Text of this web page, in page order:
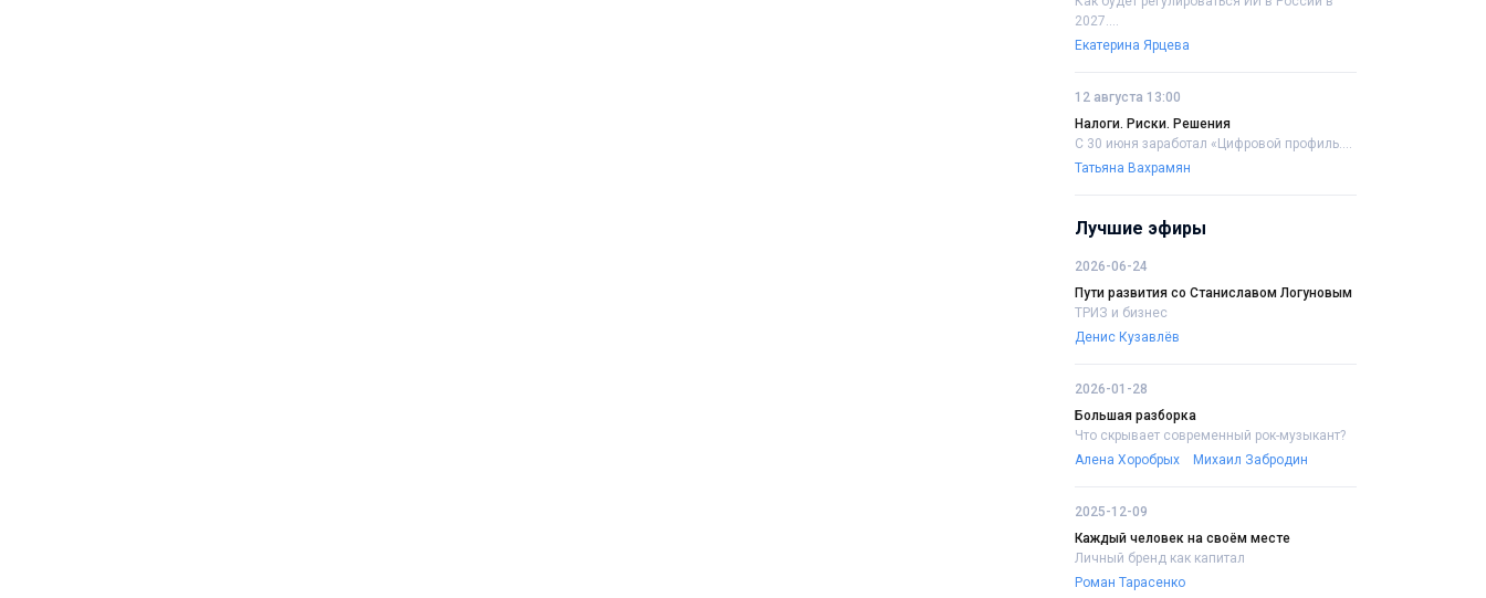
2027....
Екатерина Ярцева
12 августа 13:00
Налоги. Риски. Решения
С 30 июня заработал «Цифровой профиль....
Татьяна Вахрамян
Лучшие эфиры
2026-06-24
Пути развития со Станиславом Логуновым
ТРИЗ и бизнес
Денис Кузавлёв
2026-01-28
Большая разборка
Что скрывает современный рок-музыкант?
Алена Хоробрых
Михаил Забродин
2025-12-09
Каждый человек на своём месте
Личный бренд как капитал
Роман Тарасенко